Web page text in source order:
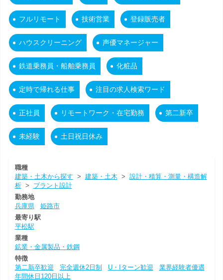
フルリモート 技術営業 登録販売者
ハウスクリーニング 声優マネージャー
鉄道乗務員・船舶乗務員 化粧品
定時で帰れる仕事 注目の求人検索ワード
正社員 リモートワーク・在宅勤務 第二新卒
未経験 土日祝日休み
職種
建築・土木から探す > 建築・土木 > 設計・積算・測量・構造解
析> プラント設計
勤務地
兵庫県
姫路市
最寄り駅
平松駅
業種
鉱業・金属製品・鉄鋼
特徴
第二新卒歓迎
完全週休2日制 U・Iターン歓迎
業界経験者優遇
年間休日120日以上